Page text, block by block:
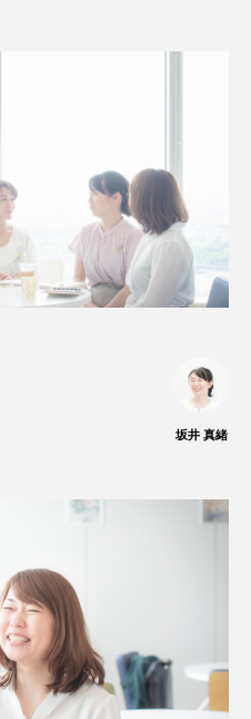
坂井 真緒